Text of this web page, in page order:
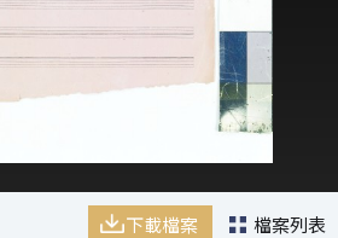
下載檔案 檔案列表